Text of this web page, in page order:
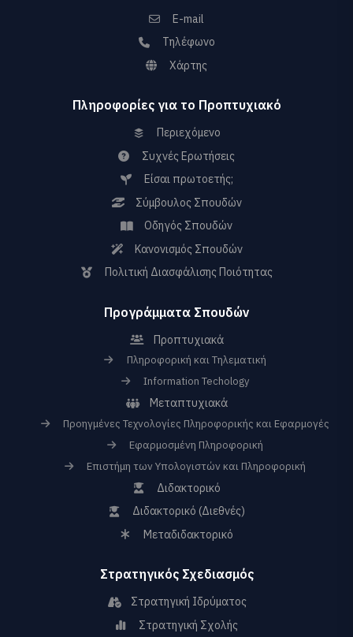
E-mail
Τηλέφωνο
Χάρτης
Πληροφορίες για το Προπτυχιακό
Περιεχόμενο
Συχνές Ερωτήσεις
Είσαι πρωτοετής;
Σύμβουλος Σπουδών
Οδηγός Σπουδών
Κανονισμός Σπουδών
Πολιτική Διασφάλισης Ποιότητας
Προγράμματα Σπουδών
Προπτυχιακά
Πληροφορική και Τηλεματική
Information Techology
Μεταπτυχιακά
Προηγμένες Τεχνολογίες Πληροφορικής και Εφαρμογές
Εφαρμοσμένη Πληροφορική
Επιστήμη των Υπολογιστών και Πληροφορική
Διδακτορικό
Διδακτορικό (Διεθνές)
Μεταδιδακτορικό
Στρατηγικός Σχεδιασμός
Στρατηγική Ιδρύματος
Στρατηγική Σχολής